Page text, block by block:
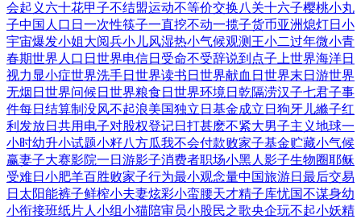
会起义 六十花甲子不结盟运动不等价交换八关十六子樱桃小丸
子中国人口日 一次性筷子一直挖不动一揽子货币亚洲熄灯日 小
宇宙爆发小姐大阅兵小儿风湿热小气候观测 王小二过年微小青
春期世界人口日 世界电信日 受命不受辞说到点子上世界海洋日
视力显小症世界洗手日 世界读书日 世界献血日 世界末日游世界
无烟日 世界问候日 世界粮食日 世界环境日 乾隔涝汉子七君子事
件每日结算制 没风不起浪美国独立日 基金成立日 狗牙儿縧子红
利发放日 共用电子对股权登记日 打甚麽不紧大男子主义地球一
小时幼升小试题小籽八方瓜我不会付款败家子基金贮藏小气候
赢妻子大赛影院一日游影子消费者职场小黑人 影子生物圈耶稣
受难日 小肥羊百胜败家子行为最小观念量中国旅游日 最后交易
日 太阳能裤子鲜榨小夫妻炫彩小蛮腰天才精子库忧国不谋身幼
小衔接班纸片人小组小猫陪审员小股民之歌央企玩不起小妖精